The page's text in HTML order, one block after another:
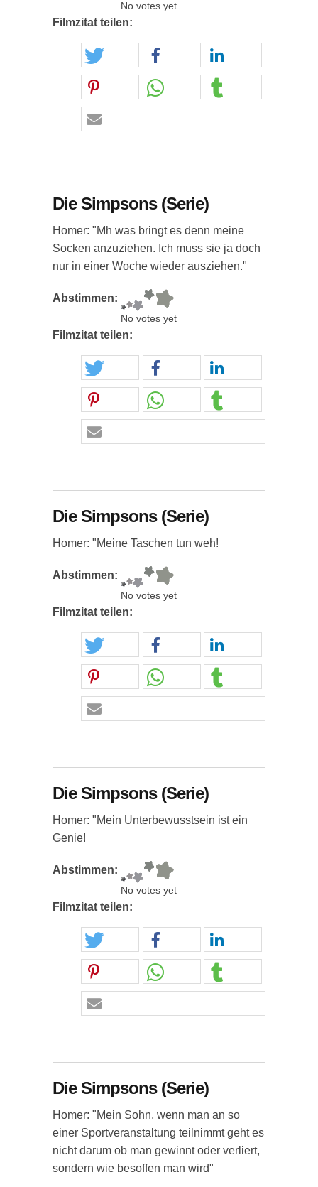
No votes yet
Filmzitat teilen:
Die Simpsons (Serie)
Homer: "Mh was bringt es denn meine
Socken anzuziehen. Ich muss sie ja doch
nur in einer Woche wieder ausziehen."
Abstimmen:
No votes yet
Filmzitat teilen:
Die Simpsons (Serie)
Homer: "Meine Taschen tun weh!
Abstimmen:
No votes yet
Filmzitat teilen:
Die Simpsons (Serie)
Homer: "Mein Unterbewusstsein ist ein
Genie!
Abstimmen:
No votes yet
Filmzitat teilen:
Die Simpsons (Serie)
Homer: "Mein Sohn, wenn man an so
einer Sportveranstaltung teilnimmt geht es
nicht darum ob man gewinnt oder verliert,
sondern wie besoffen man wird"